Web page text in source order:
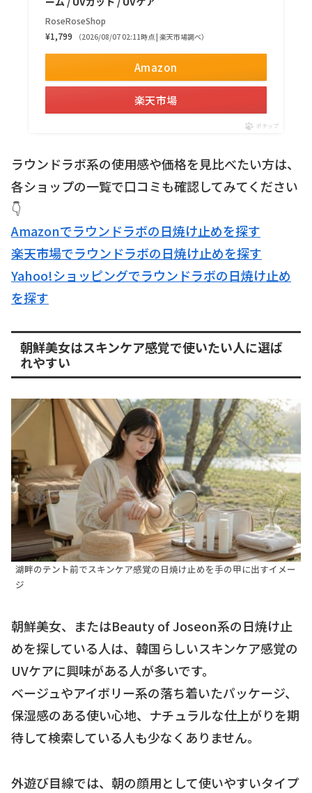
RoseRoseShop
¥1,799
（2026/08/07 02:11時点 | 楽天市場調べ）
Amazon
楽天市場
ポチップ
ラウンドラボ系の使用感や価格を見比べたい方は、
各ショップの一覧で口コミも確認してみてください
👇
Amazonでラウンドラボの日焼け止めを探す
楽天市場でラウンドラボの日焼け止めを探す
Yahoo!ショッピングでラウンドラボの日焼け止め
を探す
朝鮮美女はスキンケア感覚で使いたい人に選ば
れやすい
湖畔のテント前でスキンケア感覚の日焼け止めを手の甲に出すイメー
ジ
朝鮮美女、またはBeauty of Joseon系の日焼け止
めを探している人は、韓国らしいスキンケア感覚の
UVケアに興味がある人が多いです。
ベージュやアイボリー系の落ち着いたパッケージ、
保湿感のある使い心地、ナチュラルな仕上がりを期
待して検索している人も少なくありません。
外遊び目線では、朝の顔用として使いやすいタイプ